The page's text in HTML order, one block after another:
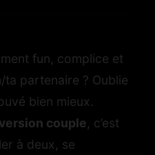
fun, complice et
partenaire ? Oublie
bien mieux.
version couple, c’est
à deux, se